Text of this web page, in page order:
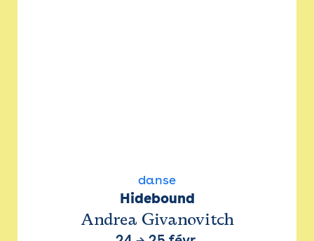
danse
Hidebound
Andrea Givanovitch